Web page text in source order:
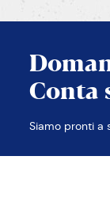
Conta
Siamo pronti a